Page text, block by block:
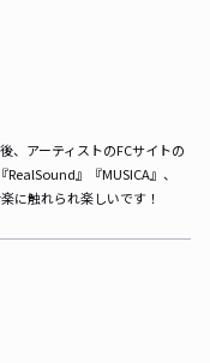
、アーティストのFCサイトの
』『MUSICA』、
に触れられ楽しいです！